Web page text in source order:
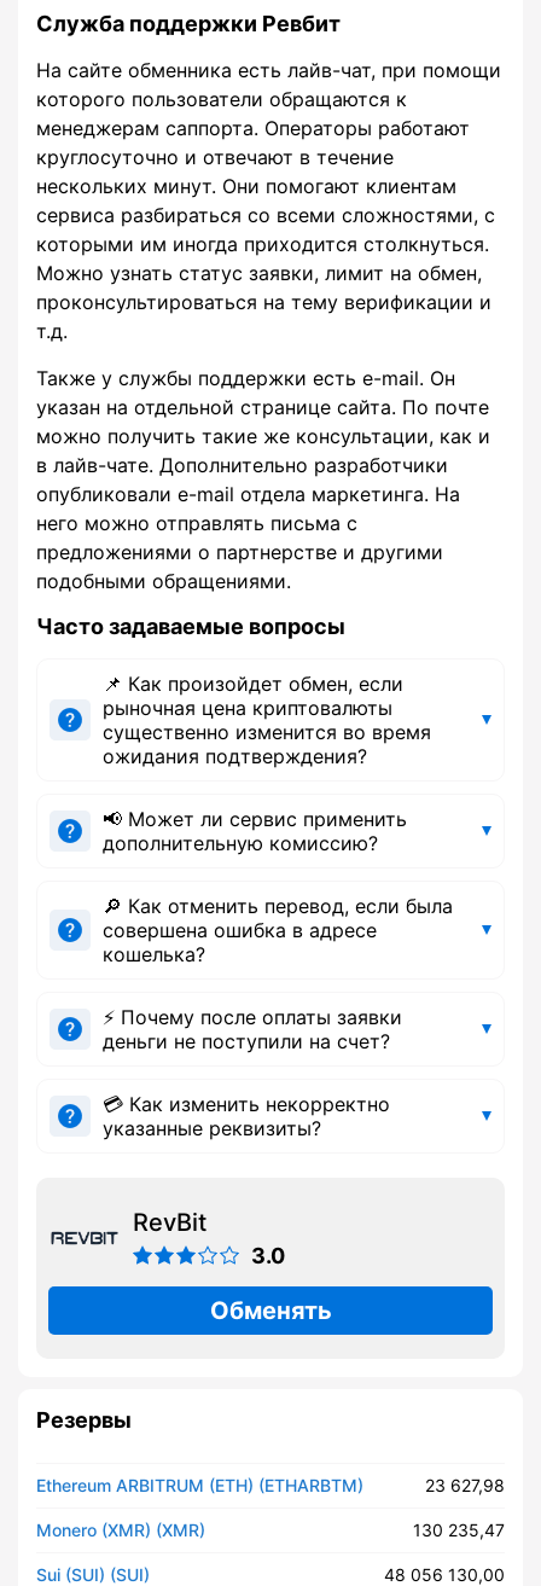
Служба поддержки Ревбит
На сайте обменника есть лайв-чат, при помощи
которого пользователи обращаются к
менеджерам саппорта. Операторы работают
круглосуточно и отвечают в течение
нескольких минут. Они помогают клиентам
сервиса разбираться со всеми сложностями, с
которыми им иногда приходится столкнуться.
Можно узнать статус заявки, лимит на обмен,
проконсультироваться на тему верификации и
т.д.
Также у службы поддержки есть e-mail. Он
указан на отдельной странице сайта. По почте
можно получить такие же консультации, как и
в лайв-чате. Дополнительно разработчики
опубликовали e-mail отдела маркетинга. На
него можно отправлять письма с
предложениями о партнерстве и другими
подобными обращениями.
Часто задаваемые вопросы
📌 Как произойдет обмен, если
рыночная цена криптовалюты
существенно изменится во время
ожидания подтверждения?
📢 Может ли сервис применить
дополнительную комиссию?
🔎 Как отменить перевод, если была
совершена ошибка в адресе
кошелька?
⚡ Почему после оплаты заявки
деньги не поступили на счет?
💳 Как изменить некорректно
указанные реквизиты?
RevBit
3.0
Обменять
Резервы
Ethereum ARBITRUM (ETH) (ETHARBTM) 23 627,98
Monero (XMR) (XMR) 130 235,47
Sui (SUI) (SUI) 48 056 130,00